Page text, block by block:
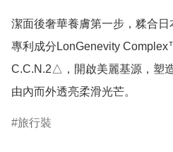
潔面後奢華養膚第一步，糅合
專利成分LonGenevity
C.C.N.2△，開啟美麗基源，塑
旅行裝